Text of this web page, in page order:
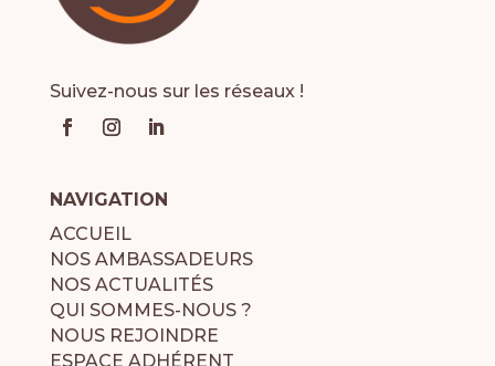
Suivez-nous sur les réseaux !
NAVIGATION
ACCUEIL
NOS AMBASSADEURS
NOS ACTUALITÉS
QUI SOMMES-NOUS ?
NOUS REJOINDRE
ESPACE ADHÉRENT